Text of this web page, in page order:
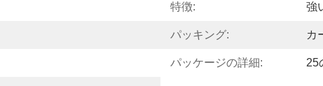
特徴: 強
パッキング: カ
パッケージの詳細: 25